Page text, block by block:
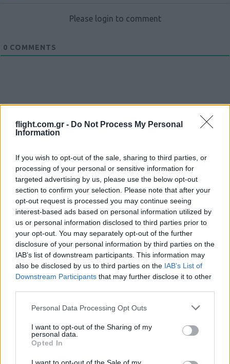
flight.com.gr - Do Not Process My Personal
Information
If you wish to opt-out of the sale, sharing to third parties, or
processing of your personal or sensitive information for
targeted advertising by us, please use the below opt-out
section to confirm your selection. Please note that after your
opt-out request is processed you may continue seeing
interest-based ads based on personal information utilized by
us or personal information disclosed to third parties prior to
your opt-out. You may separately opt-out of the further
disclosure of your personal information by third parties on the
IAB’s list of downstream participants. This information may
also be disclosed by us to third parties on the IAB’s List of
Downstream Participants that may further disclose it to other
Please note that this website/app uses one or more Google
not limited to your visit or usage behaviour. You may click to
grant or deny consent to Google and its third-party tags to
use your data for below specified purposes in below Google
consent section.
Personal Data Processing Opt Outs
I want to opt-out of the Sharing of my
personal data.
Opted In
Ροή Ειδήσεων
ΣΑΝ ΣΗΜΕΡΑ – 6 Αυγούστου 1870:
Μάχες του Spicheren και του Wörth, ο
γερμανικός στρατός διαλύει τους
Γάλλους
20:01
SNCASE SE.5000 Baroudeur: το γαλλικό
μαχητικό που… ξέχασε τους τροχούς
προσγείωσης
Please login to comment
0 COMMENTS